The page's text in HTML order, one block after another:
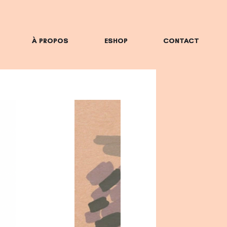
À PROPOS ESHOP CONTACT
À PROPOS ESHOP CONTACT